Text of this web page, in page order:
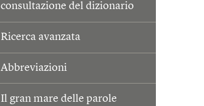
consultazione del dizionario
Ricerca avanzata
Abbreviazioni
Il gran mare delle parole